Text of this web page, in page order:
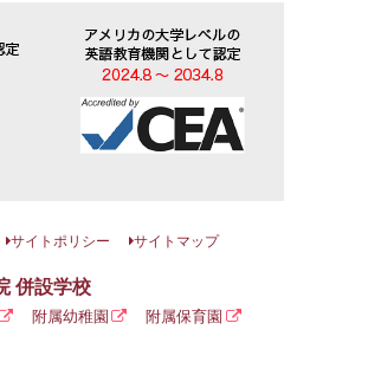
サイトポリシー サイトマップ
併設学校
附属幼稚園 附属保育園